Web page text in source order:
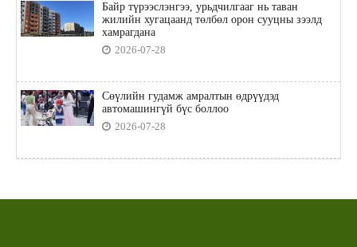
Байр түрээслэнгээ, урьдчилгааг нь таван
жилийн хугацаанд төлбөл орон сууцны зээлд
хамрагдана
2026-07-28
Сөүлийн гудамж амралтын өдрүүдэд
автомашингүй бүс боллоо
2026-07-28